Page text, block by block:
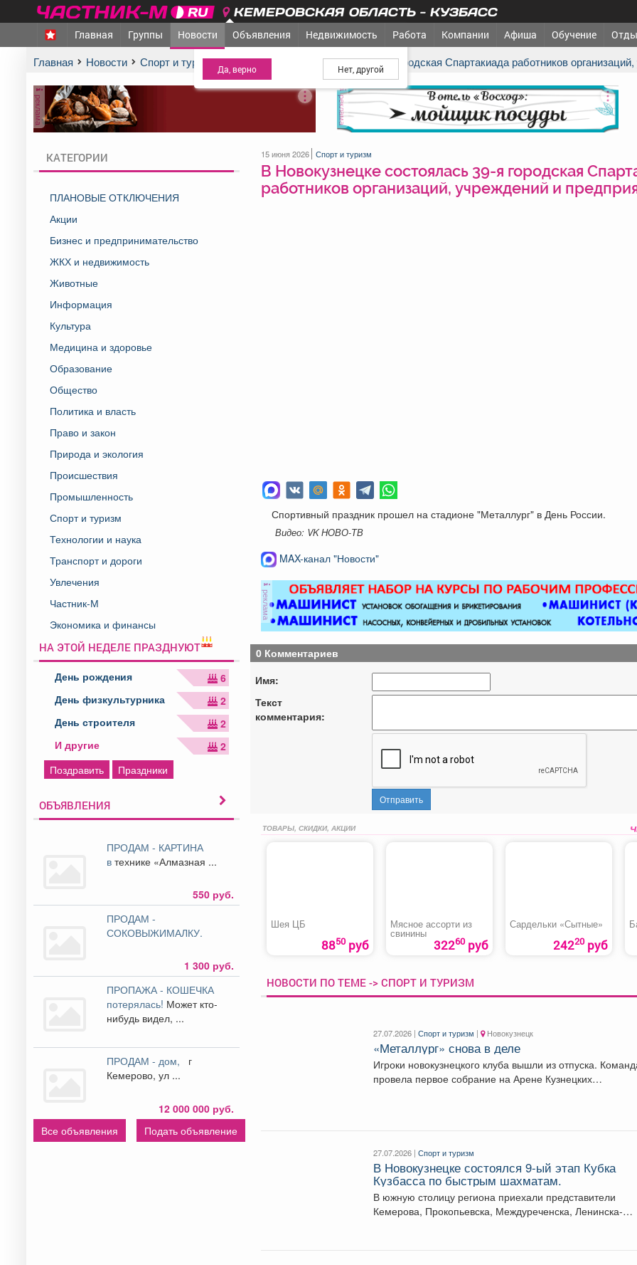
КЕМЕРОВСКАЯ ОБЛАСТЬ - КУЗБАСС
МЕЖДУРЕЧЕНСК - Ваш город?
Главная Группы Новости Объявления Недвижимость Работа Компании Афиша Обучение
Главная Новости Спорт и туризм В Новокузнецке состоялась 39-я городская Спартакиада работников
реклама реклама
КАТЕГОРИИ
ПЛАНОВЫЕ ОТКЛЮЧЕНИЯ
Акции
Бизнес и предпринимательство
ЖКХ и недвижимость
Животные
Информация
Культура
Медицина и здоровье
Образование
Общество
Политика и власть
Право и закон
Природа и экология
Происшествия
Промышленность
Спорт и туризм
Технологии и наука
Транспорт и дороги
Увлечения
Частник-М
Экономика и финансы
НА ЭТОЙ НЕДЕЛЕ ПРАЗДНУЮТ
День рождения
6
День физкультурника
2
День строителя
2
И другие
2
Поздравить
Праздники
ОБЪЯВЛЕНИЯ
ПРОДАМ - КАРТИНА
втехнике «Алмазная ...
550 руб.
ПРОДАМ -
СОКОВЫЖИМАЛКУ.
1 300 руб.
ПРОПАЖА - КОШЕЧКА
потерялась! Может кто-
нибудь видел, ...
ПРОДАМ - дом,
г
Кемерово, ул ...
12 000 000 руб.
Все объявления
Подать объявление
15 июня 2026 Спорт и туризм
В Новокузнецке состоялась 39-я городская
работников организаций, учреждений и
Спортивный праздник прошел на стадионе "Металлург" в День России.
Видео: VK НОВО-ТВ
MAX-канал "Новости"
реклама
0 Комментариев
Имя:
Текст
комментария:
Отправить
ТОВАРЫ, СКИДКИ, АКЦИИ
Шея ЦБ
8850руб
Мясное ассорти из
свинины
32260руб
Сардельки «Сытные»
24220руб
НОВОСТИ ПО ТЕМЕ -> СПОРТ И ТУРИЗМ
27.07.2026 |Спорт и туризм | Новокузнецк
«Металлург» снова в деле
Игроки новокузнецкого клуба вышли из отпуска.
провела первое собрание на Арене Кузнецких
27.07.2026 |Спорт и туризм
В Новокузнецке состоялся 9-ый этап Кубка
Кузбасса по быстрым шахматам.
В южную столицу региона приехали представители
Кемерова, Прокопьевска, Междуреченска, Ленинска-